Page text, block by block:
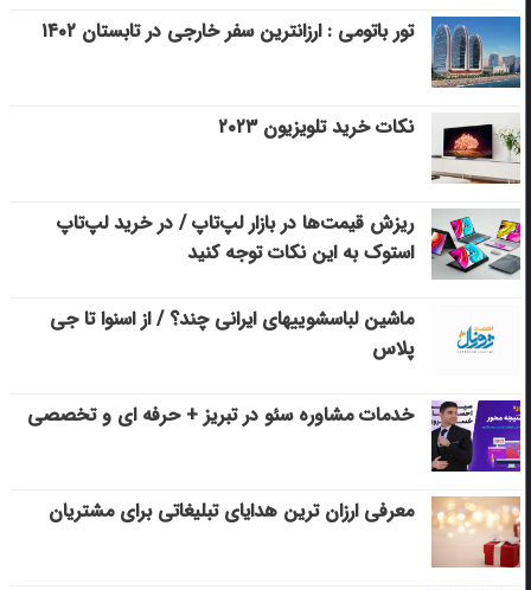
تور باتومی : ارزانترین سفر خارجی در تابستان ۱۴۰۲
نکات خرید تلویزیون ۲۰۲۳
ریزش قیمت‌ها در بازار لپ‌تاپ / در خرید لپ‌تاپ
استوک به این نکات توجه کنید
ماشین لباسشویی‎های ایرانی چند؟ / از اسنوا تا جی
پلاس
خدمات مشاوره سئو در تبریز + حرفه ای و تخصصی
معرفی ارزان ترین هدایای تبلیغاتی برای مشتریان